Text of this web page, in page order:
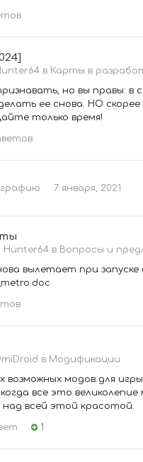
в Карты в
но вы правы:
ее снова. НО
только время!
7 января, 2021
в Вопросы и
вылетает при
в Модификации
возможных модов для
все это
над всей этой красотой.
1